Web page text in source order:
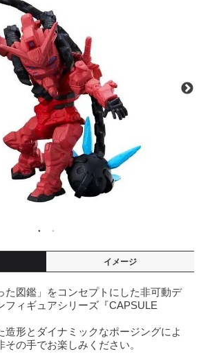
イメージ
た図鑑」をコンセプトにした非可動デ
フィギュアシリーズ『CAPSULE
造形とダイナミックなポージングによ
の手でお楽しみください。